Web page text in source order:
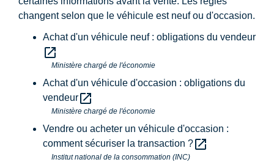
changent selon que le véhicule est neuf ou d'occasion.
Achat d'un véhicule neuf : obligations du vendeur
open_in_new
Ministère chargé de l'économie
Achat d'un véhicule d'occasion : obligations du
vendeuropen_in_new
Ministère chargé de l'économie
Vendre ou acheter un véhicule d'occasion :
comment sécuriser la transaction ?open_in_new
Institut national de la consommation (INC)